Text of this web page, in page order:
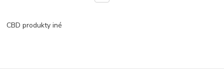
CBD produkty iné